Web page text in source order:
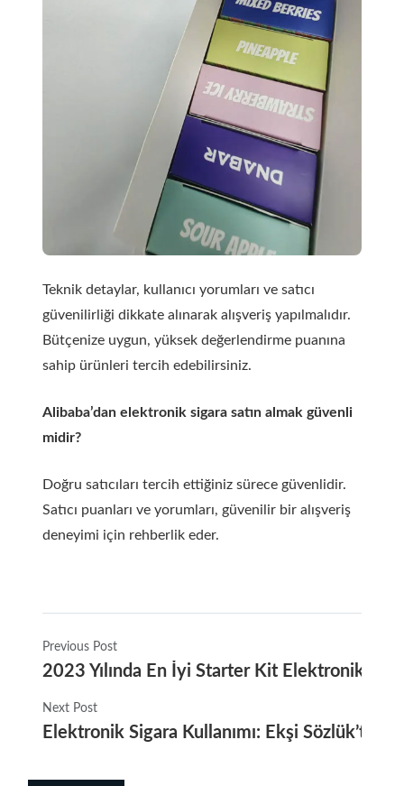
Teknik detaylar, kullanıcı yorumları ve satıcı
güvenilirliği dikkate alınarak alışveriş yapılmalıdır.
Bütçenize uygun, yüksek değerlendirme puanına
sahip ürünleri tercih edebilirsiniz.
Alibaba’dan elektronik sigara satın almak güvenli
midir?
Doğru satıcıları tercih ettiğiniz sürece güvenlidir.
Satıcı puanları ve yorumları, güvenilir bir alışveriş
deneyimi için rehberlik eder.
Previous Post
2023 Yılında En İyi Starter Kit Elektronik
Next Post
Elektronik Sigara Kullanımı: Ekşi Sözlük’teki